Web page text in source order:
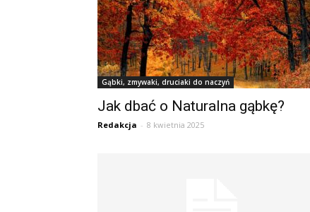
Gąbki, zmywaki, druciaki do naczyń
Jak dbać o Naturalna gąbkę?
Redakcja - 8 kwietnia 2025